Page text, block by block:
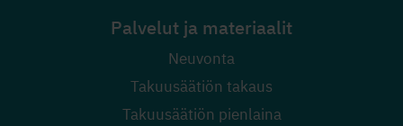
Palvelut ja materiaalit
Neuvonta
Takuusäätiön takaus
Takuusäätiön pienlaina